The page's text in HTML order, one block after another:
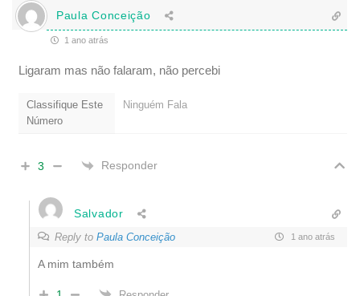
Paula Conceição
1 ano atrás
Ligaram mas não falaram, não percebi
Classifique Este
Número
Ninguém Fala
3 Responder
Salvador
Reply to Paula Conceição 1 ano atrás
A mim também